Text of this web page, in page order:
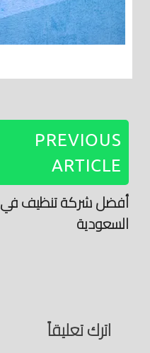
PREVIOUS
ARTICLE
أفضل شركة تنظيف في
السعودية
اترك تعليقاً